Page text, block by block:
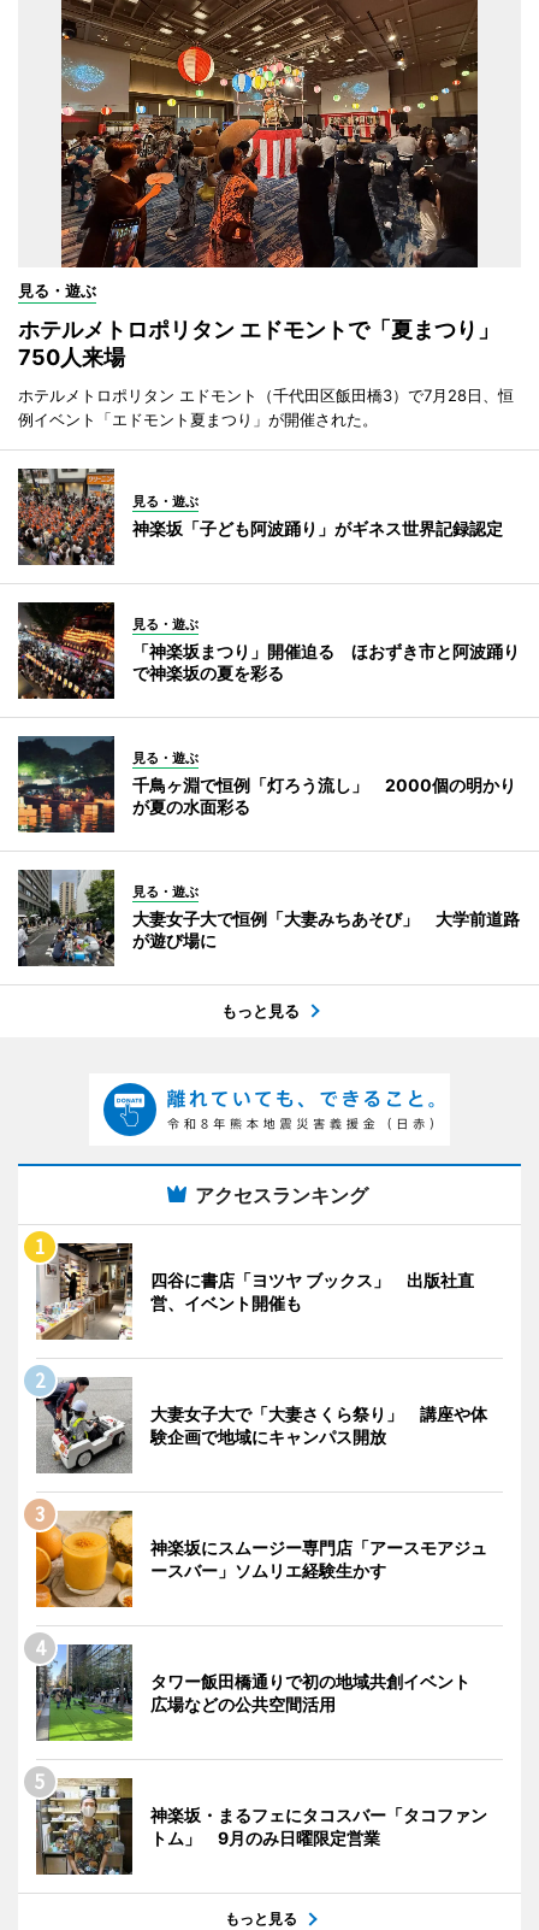
見る・遊ぶ
ホテルメトロポリタン エドモントで「夏まつり」
750人来場
ホテルメトロポリタン エドモント（千代田区飯田橋3）で7月28日、恒
例イベント「エドモント夏まつり」が開催された。
見る・遊ぶ
神楽坂「子ども阿波踊り」がギネス世界記録認定
見る・遊ぶ
「神楽坂まつり」開催迫る ほおずき市と阿波踊り
で神楽坂の夏を彩る
見る・遊ぶ
千鳥ヶ淵で恒例「灯ろう流し」 2000個の明かり
が夏の水面彩る
見る・遊ぶ
大妻女子大で恒例「大妻みちあそび」 大学前道路
が遊び場に
もっと見る
アクセスランキング
四谷に書店「ヨツヤ ブックス」 出版社直
営、イベント開催も
大妻女子大で「大妻さくら祭り」 講座や体
験企画で地域にキャンパス開放
神楽坂にスムージー専門店「アースモアジュ
ースバー」ソムリエ経験生かす
タワー飯田橋通りで初の地域共創イベント
広場などの公共空間活用
神楽坂・まるフェにタコスバー「タコファン
トム」 9月のみ日曜限定営業
もっと見る